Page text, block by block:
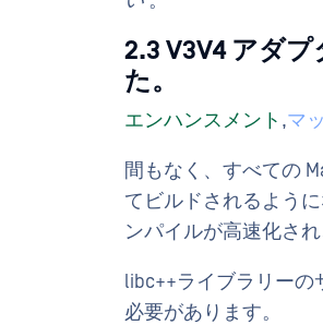
2.3 V3V4 アダ
た。
エンハンスメント ,マ
間もなく、すべての
てビルドされるよう
ンパイルが高速化さ
libc++ライブラリーの
必要があります。